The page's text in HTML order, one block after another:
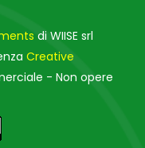
di WIISE srl
Creative
- Non opere